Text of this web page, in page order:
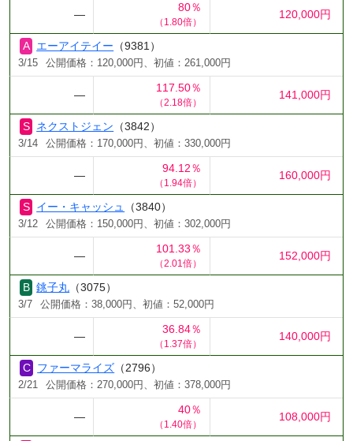
―
80％
（1.80倍）
120,000円
エーアイテイー （9381）
3/15 公開価格：120,000円、初値：261,000円
―
117.50％
（2.18倍）
141,000円
ネクストジェン （3842）
3/14 公開価格：170,000円、初値：330,000円
―
94.12％
（1.94倍）
160,000円
イー・キャッシュ （3840）
3/12 公開価格：150,000円、初値：302,000円
―
101.33％
（2.01倍）
152,000円
銚子丸 （3075）
3/7 公開価格：38,000円、初値：52,000円
―
36.84％
（1.37倍）
140,000円
ファーマライズ （2796）
2/21 公開価格：270,000円、初値：378,000円
―
40％
（1.40倍）
108,000円